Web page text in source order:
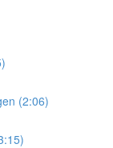
(2:06)